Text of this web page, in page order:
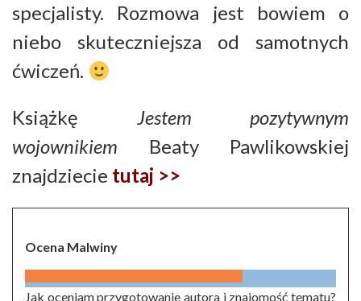
specjalisty. Rozmowa jest bowiem o
niebo skuteczniejsza od samotnych
ćwiczeń.
Książkę Jestem pozytywnym
wojownikiem Beaty Pawlikowskiej
znajdziecie tutaj >>
Ocena Malwiny
Jak oceniam przygotowanie autora i znajomość tematu?